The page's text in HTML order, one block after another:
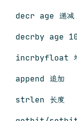
decr age 递减
decrby age
incrbyfloat 增
append 追加
strlen 长度